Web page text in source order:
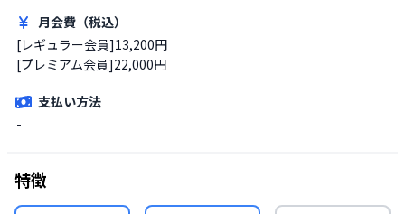
月会費（税込）
[レギュラー会員]13,200円
[プレミアム会員]22,000円
支払い方法
-
特徴